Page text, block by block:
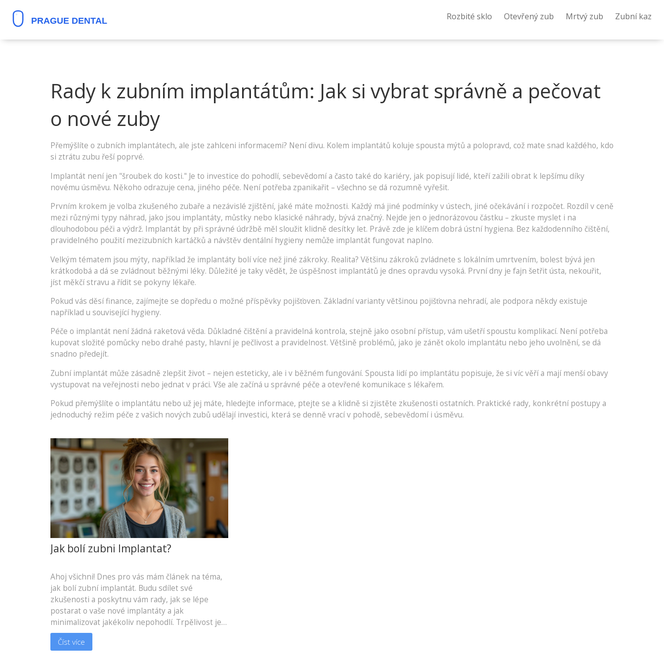
Rozbité sklo Otevřený zub Mrtvý zub Zubní kaz
Rady k zubním implantátům: Jak si vybrat správně a pečovat
o nové zuby
Přemýšlíte o zubních implantátech, ale jste zahlceni informacemi? Není divu. Kolem implantátů koluje spousta mýtů a polopravd, což mate snad každého, kdo
si ztrátu zubu řeší poprvé.
Implantát není jen "šroubek do kosti." Je to investice do pohodlí, sebevědomí a často také do kariéry, jak popisují lidé, kteří zažili obrat k lepšímu díky
novému úsměvu. Někoho odrazuje cena, jiného péče. Není potřeba zpanikařit – všechno se dá rozumně vyřešit.
Prvním krokem je volba zkušeného zubaře a nezávislé zjištění, jaké máte možnosti. Každý má jiné podmínky v ústech, jiné očekávání i rozpočet. Rozdíl v ceně
mezi různými typy náhrad, jako jsou implantáty, můstky nebo klasické náhrady, bývá značný. Nejde jen o jednorázovou částku – zkuste myslet i na
dlouhodobou péči a výdrž. Implantát by při správné údržbě měl sloužit klidně desítky let. Právě zde je klíčem dobrá ústní hygiena. Bez každodenního čištění,
pravidelného použití mezizubních kartáčků a návštěv dentální hygieny nemůže implantát fungovat naplno.
Velkým tématem jsou mýty, například že implantáty bolí více než jiné zákroky. Realita? Většinu zákroků zvládnete s lokálním umrtvením, bolest bývá jen
krátkodobá a dá se zvládnout běžnými léky. Důležité je taky vědět, že úspěšnost implantátů je dnes opravdu vysoká. První dny je fajn šetřit ústa, nekouřit,
jíst měkčí stravu a řídit se pokyny lékaře.
Pokud vás děsí finance, zajímejte se dopředu o možné příspěvky pojišťoven. Základní varianty většinou pojišťovna nehradí, ale podpora někdy existuje
například u související hygieny.
Péče o implantát není žádná raketová věda. Důkladné čištění a pravidelná kontrola, stejně jako osobní přístup, vám ušetří spoustu komplikací. Není potřeba
kupovat složité pomůcky nebo drahé pasty, hlavní je pečlivost a pravidelnost. Většině problémů, jako je zánět okolo implantátu nebo jeho uvolnění, se dá
snadno předejít.
Zubní implantát může zásadně zlepšit život – nejen esteticky, ale i v běžném fungování. Spousta lidí po implantátu popisuje, že si víc věří a mají menší obavy
vystupovat na veřejnosti nebo jednat v práci. Vše ale začíná u správné péče a otevřené komunikace s lékařem.
Pokud přemýšlíte o implantátu nebo už jej máte, hledejte informace, ptejte se a klidně si zjistěte zkušenosti ostatních. Praktické rady, konkrétní postupy a
jednoduchý režim péče z vašich nových zubů udělají investici, která se denně vrací v pohodě, sebevědomí i úsměvu.
Jak bolí zubni Implantat?
Ahoj všichni! Dnes pro vás mám článek na téma,
jak bolí zubní implantát. Budu sdílet své
zkušenosti a poskytnu vám rady, jak se lépe
postarat o vaše nové implantáty a jak
minimalizovat jakékoliv nepohodlí. Trpělivost je
klíčem - připravte se, že se nebudete cítit skvěle
hned po zákroku, ale s správnou péčí se rychle
Číst více